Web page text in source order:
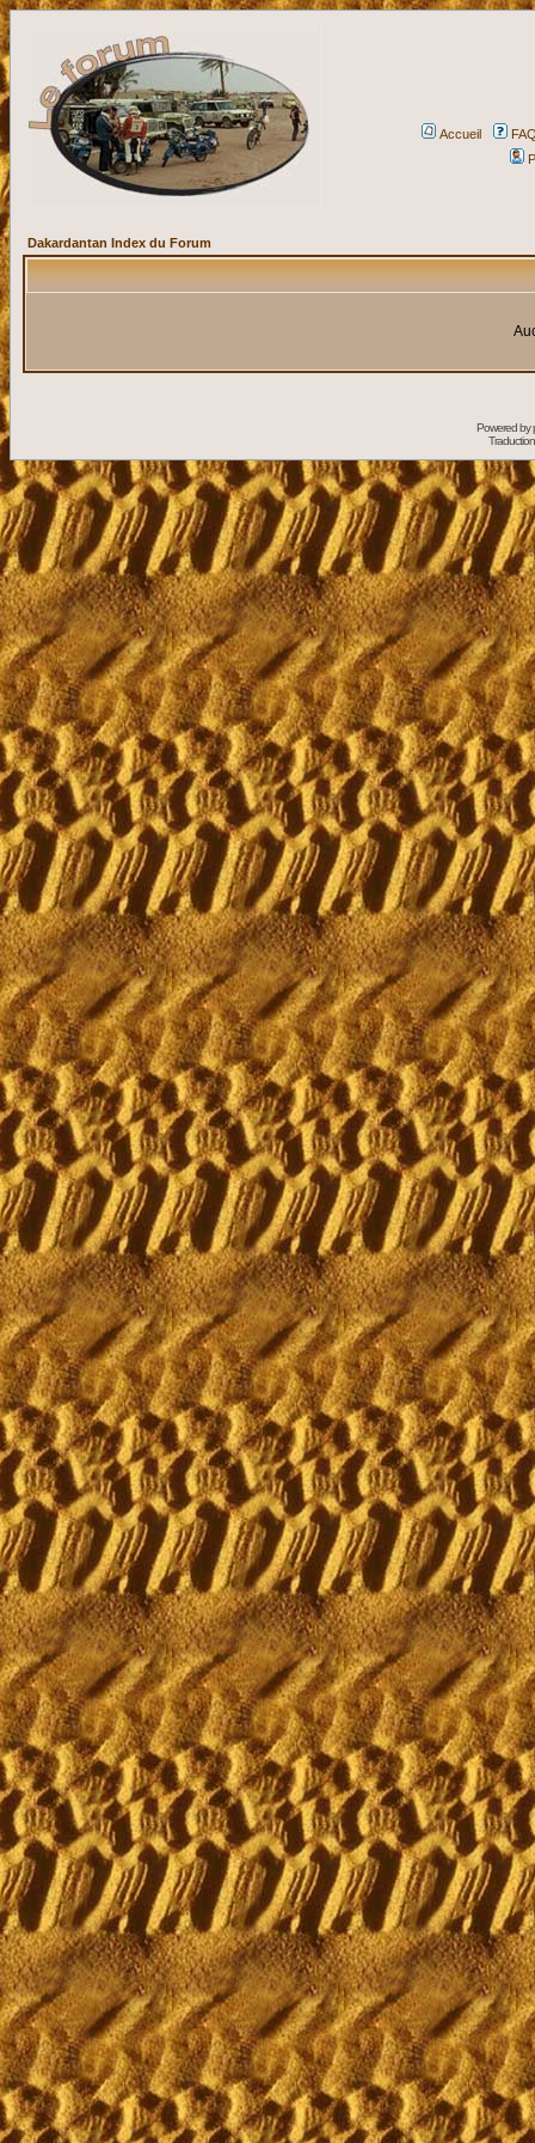
Accueil
Dakardantan Index du Forum
Powered by